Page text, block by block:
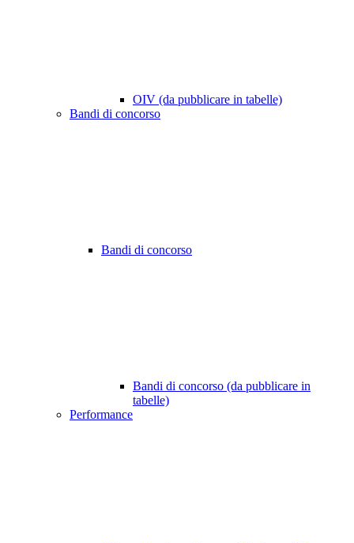
OIV (da pubblicare in tabelle)
Bandi di concorso
Bandi di concorso
Bandi di concorso (da pubblicare in
tabelle)
Performance